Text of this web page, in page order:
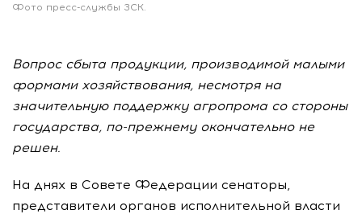
Фото пресс-службы ЗСК.
Вопрос сбыта продукции, производимой малыми
формами хозяйствования, несмотря на
значительную поддержку агропрома со стороны
государства, по-прежнему окончательно не
решен.
На днях в Совете Федерации сенаторы,
представители органов исполнительной власти